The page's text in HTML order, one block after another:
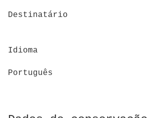
Destinatário
Idioma
Português